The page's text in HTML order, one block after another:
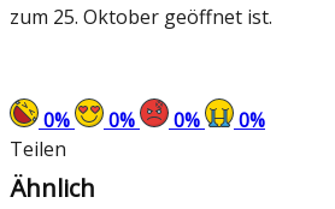
zum 25. Oktober geöffnet ist.
0% 0% 0% 0%
Teilen
Ähnlich